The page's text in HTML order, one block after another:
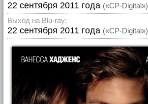
22 сентября 2011 года («CP-Digital»)
Выход на Blu-ray:
22 сентября 2011 года («CP-Digital»)